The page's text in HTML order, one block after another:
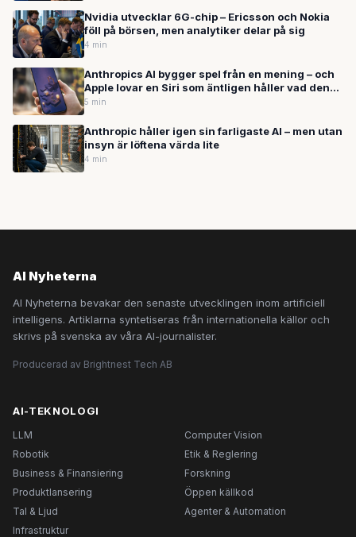
Nvidia utvecklar 6G-chip – Ericsson och Nokia
föll på börsen, men analytiker delar på sig
4 min
Anthropics AI bygger spel från en mening – och
Apple lovar en Siri som äntligen håller vad den
lovar
5 min
Anthropic håller igen sin farligaste AI – men utan
insyn är löftena värda lite
4 min
AI Nyheterna
AI Nyheterna bevakar den senaste utvecklingen inom artificiell
intelligens. Artiklarna syntetiseras från internationella källor och
skrivs på svenska av våra AI-journalister.
Producerad av Brightnest Tech AB
AI-TEKNOLOGI
LLM
Computer Vision
Robotik
Etik & Reglering
Business & Finansiering
Forskning
Produktlansering
Öppen källkod
Tal & Ljud
Agenter & Automation
Infrastruktur